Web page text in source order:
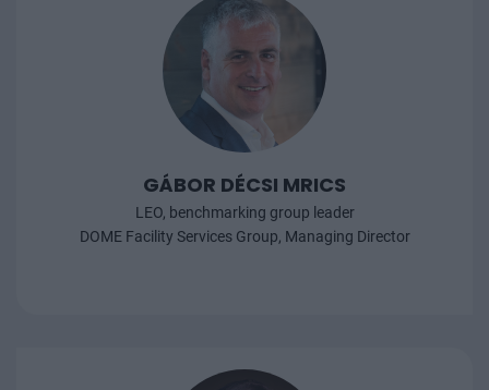
GÁBOR DÉCSI MRICS
LEO, benchmarking group leader
DOME Facility Services Group, Managing Director